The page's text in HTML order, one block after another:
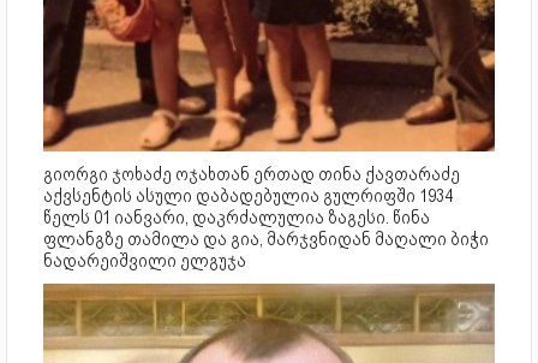
გიორგი ჯოხაძე ოჯახთან ერთად თინა ქავთარაძე
აქვსენტის ასული დაბადებულია გულრიფში 1934
წელს 01 იანვარი, დაკრძალულია ზაგესი. წინა
ფლანგზე თამილა და გია, მარჯვნიდან მაღალი ბიჭი
ნადარეიშვილი ელგუჯა